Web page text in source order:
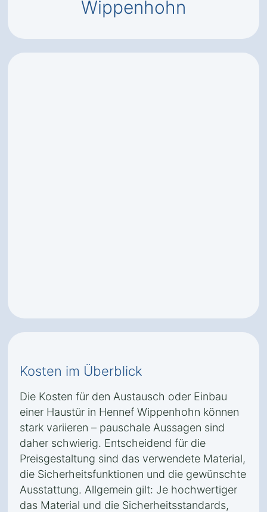
Wippenhohn
Kosten im Überblick
Die Kosten für den Austausch oder Einbau
einer Haustür in Hennef Wippenhohn können
stark variieren – pauschale Aussagen sind
daher schwierig. Entscheidend für die
Preisgestaltung sind das verwendete Material,
die Sicherheitsfunktionen und die gewünschte
Ausstattung. Allgemein gilt: Je hochwertiger
das Material und die Sicherheitsstandards,